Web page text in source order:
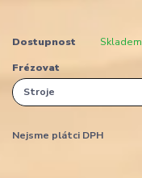
Dostupnost Skladem
Frézovat
Nejsme plátci DPH